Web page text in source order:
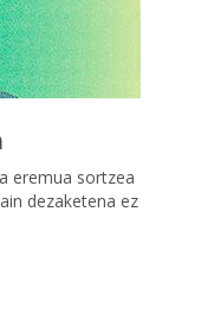
eremua sortzea
dezaketena ez